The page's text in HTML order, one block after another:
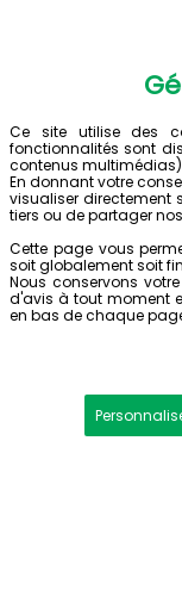
Ce site utilise des
fonctionnalités sont
contenus
En donnant votre
visualiser directement
tiers ou de partager
Cette page vous
soit globalement soit
Nous conservons
d'avis à tout moment
en bas de chaque